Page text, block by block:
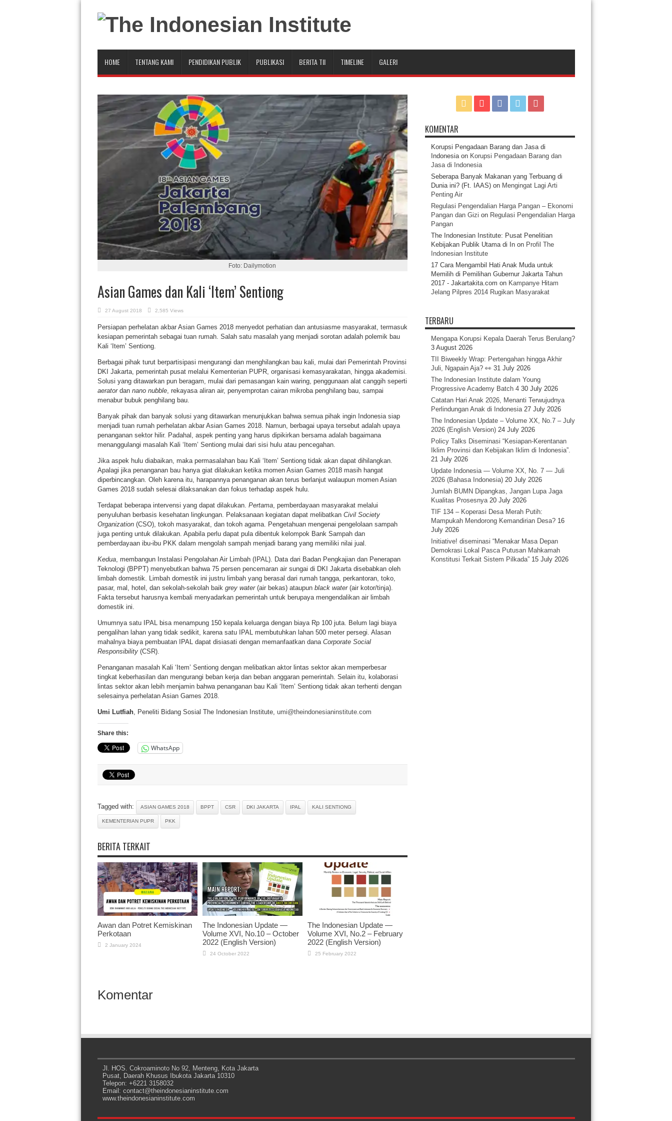
HOME TENTANG KAMI PENDIDIKAN PUBLIK PUBLIKASI BERITA TII TIMELINE GALERI
Foto: Dailymotion
Asian Games dan Kali ‘Item’ Sentiong
27 August 2018 2,585 Views
Persiapan perhelatan akbar Asian Games 2018 menyedot perhatian dan antusiasme masyarakat, termasuk
kesiapan pemerintah sebagai tuan rumah. Salah satu masalah yang menjadi sorotan adalah polemik bau
Kali ‘Item’ Sentiong.
Berbagai pihak turut berpartisipasi mengurangi dan menghilangkan bau kali, mulai dari Pemerintah Provinsi
DKI Jakarta, pemerintah pusat melalui Kementerian PUPR, organisasi kemasyarakatan, hingga akademisi.
Solusi yang ditawarkan pun beragam, mulai dari pemasangan kain waring, penggunaan alat canggih seperti
aerator dan nano nubble, rekayasa aliran air, penyemprotan cairan mikroba penghilang bau, sampai
menabur bubuk penghilang bau.
Banyak pihak dan banyak solusi yang ditawarkan menunjukkan bahwa semua pihak ingin Indonesia siap
menjadi tuan rumah perhelatan akbar Asian Games 2018. Namun, berbagai upaya tersebut adalah upaya
penanganan sektor hilir. Padahal, aspek penting yang harus dipikirkan bersama adalah bagaimana
menanggulangi masalah Kali ‘Item’ Sentiong mulai dari sisi hulu atau pencegahan.
Jika aspek hulu diabaikan, maka permasalahan bau Kali ‘Item’ Sentiong tidak akan dapat dihilangkan.
Apalagi jika penanganan bau hanya giat dilakukan ketika momen Asian Games 2018 masih hangat
diperbincangkan. Oleh karena itu, harapannya penanganan akan terus berlanjut walaupun momen Asian
Games 2018 sudah selesai dilaksanakan dan fokus terhadap aspek hulu.
Terdapat beberapa intervensi yang dapat dilakukan. Pertama, pemberdayaan masyarakat melalui
penyuluhan berbasis kesehatan lingkungan. Pelaksanaan kegiatan dapat melibatkan Civil Society
Organization(CSO), tokoh masyarakat, dan tokoh agama. Pengetahuan mengenai pengelolaan sampah
juga penting untuk dilakukan. Apabila perlu dapat pula dibentuk kelompok Bank Sampah dan
pemberdayaan ibu-ibu PKK dalam mengolah sampah menjadi barang yang memiliki nilai jual.
Kedua, membangun Instalasi Pengolahan Air Limbah (IPAL). Data dari Badan Pengkajian dan Penerapan
Teknologi (BPPT) menyebutkan bahwa 75 persen pencemaran air sungai di DKI Jakarta disebabkan oleh
limbah domestik. Limbah domestik ini justru limbah yang berasal dari rumah tangga, perkantoran, toko,
pasar, mal, hotel, dan sekolah-sekolah baik grey water(air bekas) ataupun black water(air kotor/tinja).
Fakta tersebut harusnya kembali menyadarkan pemerintah untuk berupaya mengendalikan air limbah
domestik ini.
Umumnya satu IPAL bisa menampung 150 kepala keluarga dengan biaya Rp 100 juta. Belum lagi biaya
pengalihan lahan yang tidak sedikit, karena satu IPAL membutuhkan lahan 500 meter persegi. Alasan
mahalnya biaya pembuatan IPAL dapat disiasati dengan memanfaatkan dana Corporate Social
Responsibility(CSR).
Penanganan masalah Kali ‘Item’ Sentiong dengan melibatkan aktor lintas sektor akan memperbesar
tingkat keberhasilan dan mengurangi beban kerja dan beban anggaran pemerintah. Selain itu, kolaborasi
lintas sektor akan lebih menjamin bahwa penanganan bau Kali ‘Item’ Sentiong tidak akan terhenti dengan
selesainya perhelatan Asian Games 2018.
Umi Lutfiah, Peneliti Bidang Sosial The Indonesian Institute, umi@theindonesianinstitute.com
Share this:
WhatsApp
Tagged with: ASIAN GAMES 2018 BPPT CSR DKI JAKARTA IPAL KALI SENTIONG
KEMENTERIAN PUPR PKK
BERITA TERKAIT
Awan dan Potret Kemiskinan
Perkotaan
2 January 2024
The Indonesian Update —
Volume XVI, No.10 – October
2022 (English Version)
24 October 2022
The Indonesian Update —
Volume XVI, No.2 – February
2022 (English Version)
25 February 2022
Komentar
KOMENTAR
Korupsi Pengadaan Barang dan Jasa di
Indonesiaon Korupsi Pengadaan Barang dan
Jasa di Indonesia
Seberapa Banyak Makanan yang Terbuang di
Dunia ini? (Ft. IAAS)on Mengingat Lagi Arti
Penting Air
Regulasi Pengendalian Harga Pangan – Ekonomi
Pangan dan Gizi on Regulasi Pengendalian Harga
Pangan
The Indonesian Institute: Pusat Penelitian
Kebijakan Publik Utama di Inon Profil The
Indonesian Institute
17 Cara Mengambil Hati Anak Muda untuk
Memilih di Pemilihan Gubernur Jakarta Tahun
2017 - Jakartakita.com on Kampanye Hitam
Jelang Pilpres 2014 Rugikan Masyarakat
TERBARU
Mengapa Korupsi Kepala Daerah Terus Berulang?
3 August 2026
TII Biweekly Wrap: Pertengahan hingga Akhir
Juli, Ngapain Aja? 👀 31 July 2026
The Indonesian Institute dalam Young
Progressive Academy Batch 4 30 July 2026
Catatan Hari Anak 2026, Menanti Terwujudnya
Perlindungan Anak di Indonesia 27 July 2026
The Indonesian Update – Volume XX, No.7 – July
2026 (English Version) 24 July 2026
Policy Talks Diseminasi “Kesiapan-Kerentanan
Iklim Provinsi dan Kebijakan Iklim di Indonesia”.
21 July 2026
Update Indonesia — Volume XX, No. 7 — Juli
2026 (Bahasa Indonesia) 20 July 2026
Jumlah BUMN Dipangkas, Jangan Lupa Jaga
Kualitas Prosesnya 20 July 2026
TIF 134 – Koperasi Desa Merah Putih:
Mampukah Mendorong Kemandirian Desa? 16
July 2026
Initiative! diseminasi “Menakar Masa Depan
Demokrasi Lokal Pasca Putusan Mahkamah
Konstitusi Terkait Sistem Pilkada” 15 July 2026
Jl. HOS. Cokroaminoto No 92, Menteng, Kota Jakarta
Pusat, Daerah Khusus Ibukota Jakarta 10310
Telepon: +6221 3158032
Email: contact@theindonesianinstitute.com
www.theindonesianinstitute.com